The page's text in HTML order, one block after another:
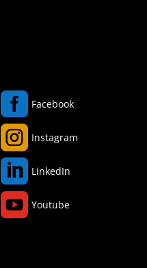
 Facebook
 Instagram
 LinkedIn
 Youtube